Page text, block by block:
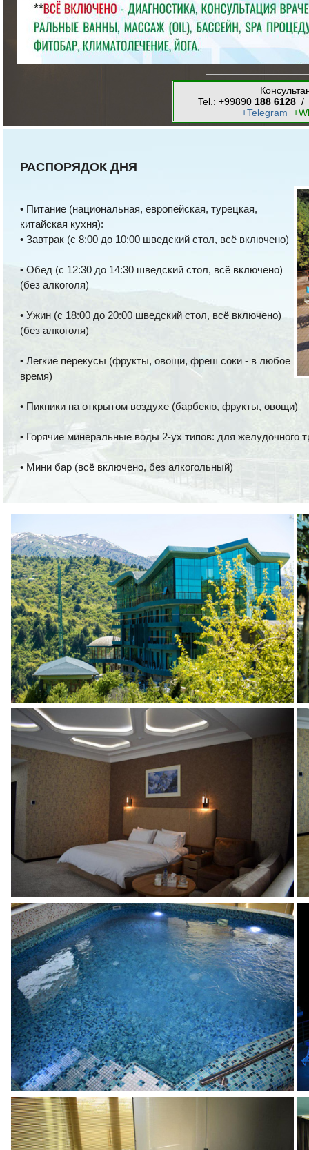
Tel.: +99890 188 6128 /
+Telegram
РАСПОРЯДОК ДНЯ
• Питание (национальная, европейская, турецкая,
китайская кухня):
• Завтрак (с 8:00 до 10:00 шведский стол, всё включено)
• Обед (с 12:30 до 14:30 шведский стол, всё включено)
(без алкоголя)
• Ужин (с 18:00 до 20:00 шведский стол, всё включено)
(без алкоголя)
• Легкие перекусы (фрукты, овощи, фреш соки - в любое
время)
• Пикники на открытом воздухе (барбекю, фрукты, овощи)
• Горячие минеральные воды 2-ух типов: для желудочного
• Мини бар (всё включено, без алкогольный)